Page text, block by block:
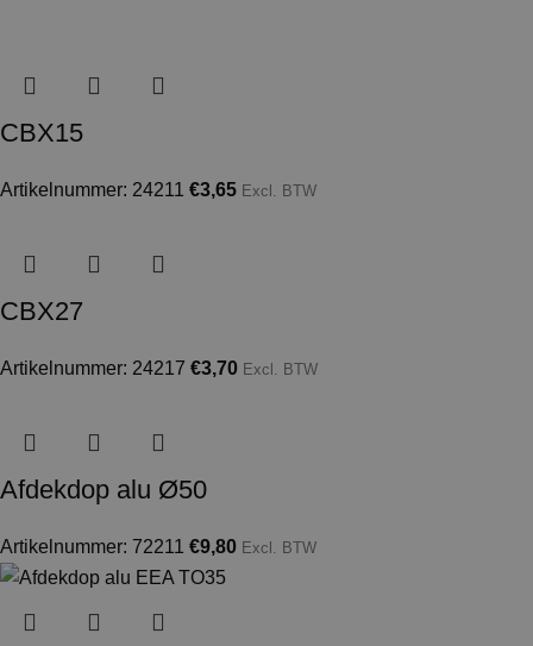
CBX15
Artikelnummer: 24211 €3,65 Excl. BTW
CBX27
Artikelnummer: 24217 €3,70 Excl. BTW
Afdekdop alu Ø50
Artikelnummer: 72211 €9,80 Excl. BTW